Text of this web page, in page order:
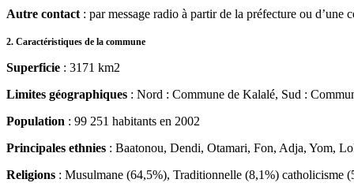
Autre contact : par message radio à partir de la préfecture ou d’une
2. Caractéristiques de la commune
Superficie : 3171 km2
Limites géographiques : Nord : Commune de Kalalé, Sud :
Population : 99 251 habitants en 2002
Principales ethnies : Baatonou, Dendi, Otamari, Fon, Adja, Yom,
Religions : Musulmane (64,5%), Traditionnelle (8,1%) catholicisme